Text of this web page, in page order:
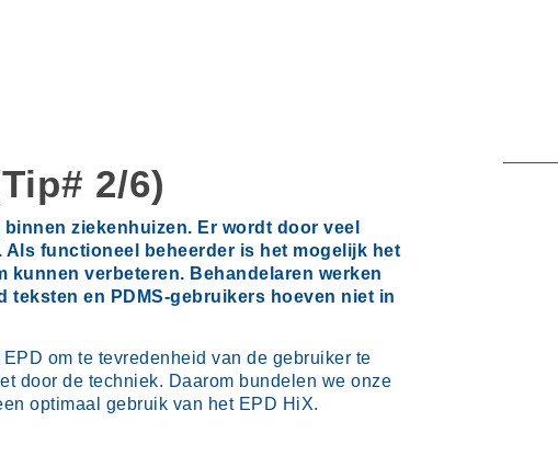
2/6)
ziekenhuizen. Er wordt door veel
functioneel beheerder is het mogelijk het
verbeteren. Behandelaren werken
en PDMS-gebruikers hoeven niet in
om te tevredenheid van de gebruiker te
door de techniek. Daarom bundelen we onze
optimaal gebruik van het EPD HiX.